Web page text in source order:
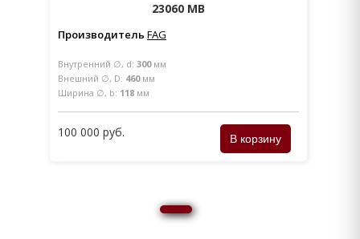
23060 MB
Производитель FAG
Внутренний ∅, d: 300мм
Внешний ∅, D: 460мм
Ширина ∅, b: 118 мм
100 000 руб.